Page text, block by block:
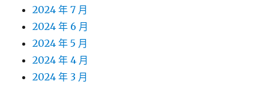
2024 年 7 月
2024 年 6 月
2024 年 5 月
2024 年 4 月
2024 年 3 月